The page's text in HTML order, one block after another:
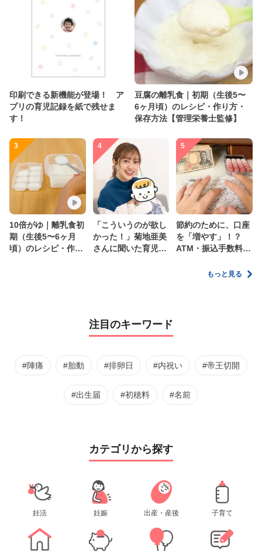
印刷できる新機能が登場！ ア
プリの育児記録を紙で残せま
す！
豆腐の離乳食｜初期（生後5〜
6ヶ月頃）のレシピ・作り方・
保存方法【管理栄養士監修】
3
10倍がゆ｜離乳食初
期（生後5〜6ヶ月
頃）のレシピ・作り
4
「こういうのが欲し
かった！」菊地亜美
さんに聞いた育児
5
節約のために、口座
を「増やす」！？
ATM・振込手数料の
家計管理術もっと見る
注目のキーワード
#陣痛 #胎動 #排卵日 #内祝い #帝王切開
#出生届 #初穂料 #名前
カテゴリから探す
妊活 妊娠 出産・産後 子育て